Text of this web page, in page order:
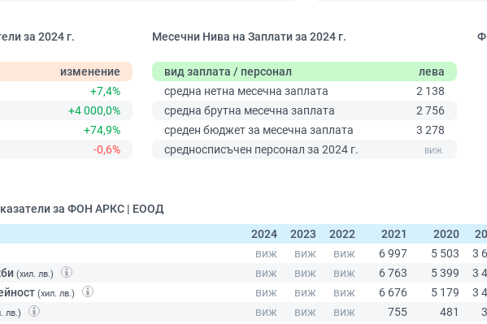
за 2024 г.
изменение
+7,4%
+4 000,0%
+74,9%
-0,6%
Месечни Нива на Заплати за 2024 г.
вид заплата / персонал
лева
средна нетна месечна заплата
2 138
средна брутна месечна заплата
2 756
среден бюджет за месечна заплата
3 278
средносписъчен персонал за 2024 г.
за ФОН АРКС | ЕООД
2024
2023 2022 2021 2020
(хил. лв.)
(хил. лв.)
лв.)